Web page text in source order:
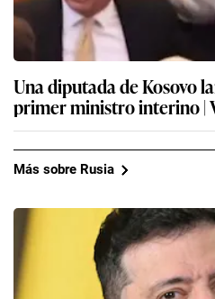
Una diputada de Kosovo
primer ministro interino |
Más sobre Rusia